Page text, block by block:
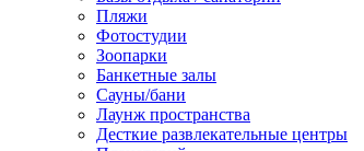
Пляжи
Фотостудии
Зоопарки
Банкетные залы
Сауны/бани
Лаунж пространства
Десткие развлекательные центры